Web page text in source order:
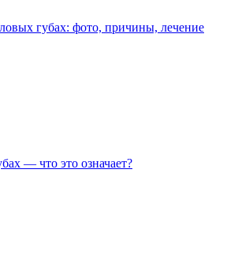
губах: фото, причины, лечение
— что это означает?